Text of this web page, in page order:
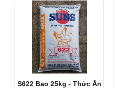
S622 Bao 25kg - Thức Ăn